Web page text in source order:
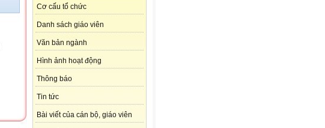
Cơ cấu tổ chức
Danh sách giáo viên
Văn bản ngành
Hình ảnh hoạt động
Thông báo
Tin tức
Bài viết của cán bộ, giáo viên